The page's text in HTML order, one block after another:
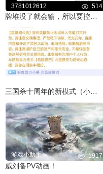
3781012612 514
游戏小助手 1917
威刘备PV动画！